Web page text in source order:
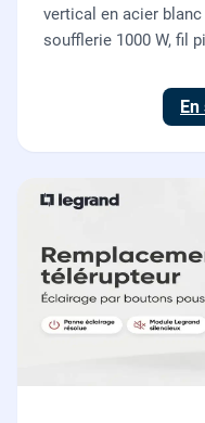
vertical en acier
soufflerie 1000 W, fil